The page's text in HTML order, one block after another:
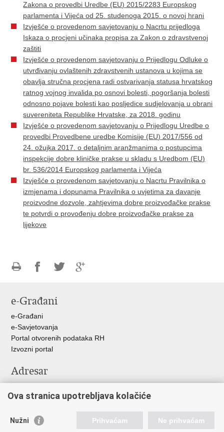
Zakona o provedbi Uredbe (EU) 2015/2283 Europskog
parlamenta i Vijeća od 25. studenoga 2015. o novoj hrani
Izvješće o provedenom savjetovanju o Nacrtu prijedloga
Iskaza o procjeni učinaka propisa za Zakon o zdravstvenoj
zaštiti
Izvješće o provedenom savjetovanju o Prijedlogu Odluke o
utvrđivanju ovlaštenih zdravstvenih ustanova u kojima se
obavlja stručna procjena radi ostvarivanja statusa hrvatskog
ratnog vojnog invalida po osnovi bolesti, pogoršanja bolesti
odnosno pojave bolesti kao posljedice sudjelovanja u obrani
suvereniteta Republike Hrvatske, za 2018. godinu
Izvješće o provedenom savjetovanju o Prijedlogu Uredbe o
provedbi Provedbene uredbe Komisije (EU) 2017/556 оd
24. ožujka 2017. o detaljnim aranžmanima o postupcima
inspekcije dobre kliničke prakse u skladu s Uredbom (EU)
br. 536/2014 Europskog parlamenta i Vijeća
Izvješće o provedenom savjetovanju o Nacrtu Pravilnika o
izmjenama i dopunama Pravilnika o uvjetima za davanje
proizvodne dozvole, zahtjevima dobre proizvođačke prakse
te potvrdi o provođenju dobre proizvođačke prakse za
lijekove
FacebookuTwitteru
e-Građani
e-Građani
e-Savjetovanja
Portal otvorenih podataka RH
Izvozni portal
Adresar
Adresar tijela javne vlasti
Popis dužnosnika u RH
Ova stranica upotrebljava kolačiće
Nužni Prihvaćam Ne prihvaćam